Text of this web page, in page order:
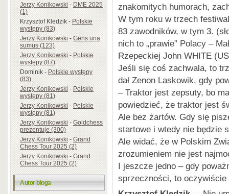
Jerzy Konikowski-DME 2025
(1)
Krzysztof Kledzik-Polskie
występy (83)
Jerzy Konikowski-Gens una
sumus (123)
Jerzy Konikowski-Polskie
występy (87)
Dominik-Polskie występy
(83)
Jerzy Konikowski-Polskie
występy (81)
Jerzy Konikowski-Polskie
występy (81)
Jerzy Konikowski-Goldchess
prezentuje (300)
Jerzy Konikowski-Grand
Chess Tour 2025 (2)
Jerzy Konikowski-Grand
Chess Tour 2025 (2)
Autor bloga
znakomitych humorach,
W tym roku w trzech
83 zawodników, w tym 3.
nich to „prawie” Polacy –
Rzepeckiej John WHITE
Jeśli się coś zachwala, to
dał Zenon Laskowik, gdy
– Traktor jest zepsuty, bo
powiedzieć, że traktor jest
Ale bez żartów. Gdy się
startowe i wtedy nie będzie
Ale widać, że w Polskim
zrozumieniem nie jest
I jeszcze jedno – gdy
sprzeczności, to oczywiście